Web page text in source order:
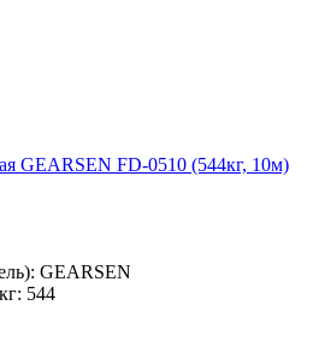
GEARSEN FD-0510 (544кг, 10м)
GEARSEN
544